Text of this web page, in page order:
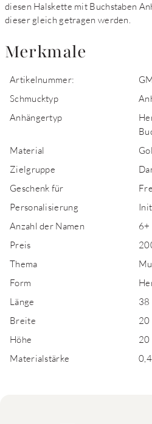
diesen Halskette mit Buchstaben
dieser gleich getragen werden.
Merkmale
Artikelnummer:
Schmucktyp
Anhängertyp
Material
Zielgruppe
Geschenk für
Personalisierung
Anzahl der Namen
6+
Preis
Thema
Form
Länge
38
Breite
20
Höhe
20
Materialstärke